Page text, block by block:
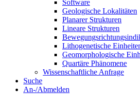
Software
Geologische Lokalitäten
Planarer Strukturen
Lineare Strukturen
Lithogenetische
Geomorphologische
Quartäre Phänomene
Wissenschaftliche Anfrage
Suche
An-/Abmelden